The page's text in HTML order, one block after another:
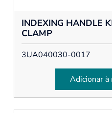
INDEXING HANDLE
CLAMP
3UA040030-0017
Adicionar